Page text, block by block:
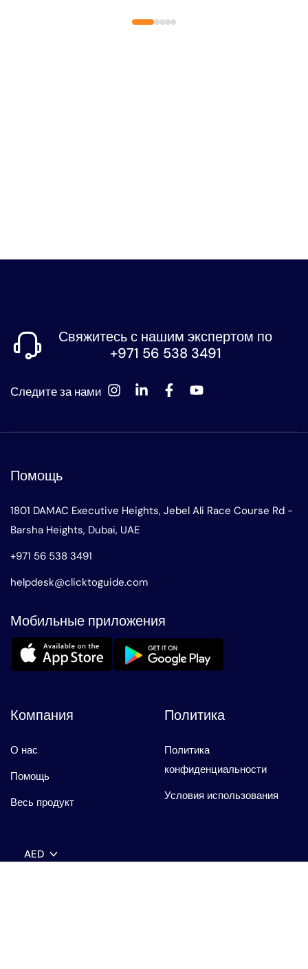
Свяжитесь с нашим экспертом по
+971 56 538 3491
Следите за нами
Помощь
1801 DAMAC Executive Heights, Jebel Ali Race Course Rd -
Barsha Heights, Dubai, UAE
+971 56 538 3491
helpdesk@clicktoguide.com
Мобильные приложения
Компания
О нас
Помощь
Весь продукт
Политика
Политика
конфиденциальности
Условия использования
AED